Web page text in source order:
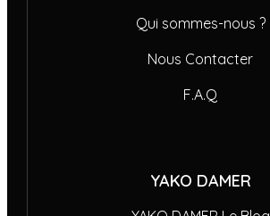
Qui sommes-nous ?
Nous Contacter
F.A.Q
YAKO DAMER